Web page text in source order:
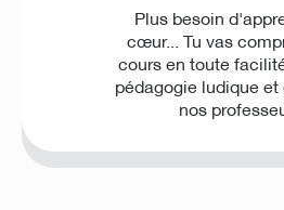
Plus besoin
cœur... Tu vas
cours en toute
pédagogie ludique
nos